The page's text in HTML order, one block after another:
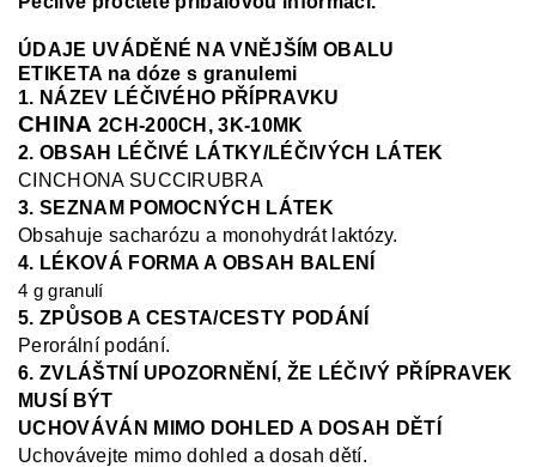
ÚDAJE UVÁDĚNÉ NA VNĚJŠÍM OBALU
ETIKETA na dóze s granulemi
1. NÁZEV LÉČIVÉHO PŘÍPRAVKU
CHINA 2CH-200CH, 3K-10MK
2. OBSAH LÉČIVÉ LÁTKY/LÉČIVÝCH LÁTEK
CINCHONA SUCCIRUBRA
3. SEZNAM POMOCNÝCH LÁTEK
Obsahuje sacharózu a monohydrát laktózy.
4. LÉKOVÁ FORMA A OBSAH BALENÍ
4 g granulí
5. ZPŮSOB A CESTA/CESTY PODÁNÍ
Perorální podání.
6. ZVLÁŠTNÍ UPOZORNĚNÍ, ŽE LÉČIVÝ PŘÍPRAVEK
MUSÍ BÝT
UCHOVÁVÁN MIMO DOHLED A DOSAH DĚTÍ
Uchovávejte mimo dohled a dosah dětí.